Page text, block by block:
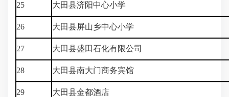
25 大田县济阳中心小学
26 大田县屏山乡中心小学
27 大田县盛田石化有限公司
28 大田县南大门商务宾馆
29 大田县金都酒店